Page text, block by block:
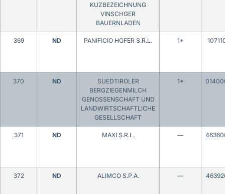
KUZBEZEICHNUNG
VINSCHGER
BAUERNLADEN
369 ND PANIFICIO HOFER S.R.L. 1*
370 ND
SUEDTIROLER
BERGZIEGENMILCH
GENOSSENSCHAFT UND
LANDWIRTSCHAFTLICHE
GESELLSCHAFT
1*
371 ND MAXI S.R.L. —
372 ND ALIMCO S.P.A. —